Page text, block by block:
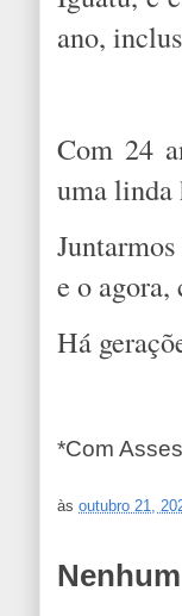
ano,
Com 24
uma linda
e o
Há
*Com
àsoutubro 21,